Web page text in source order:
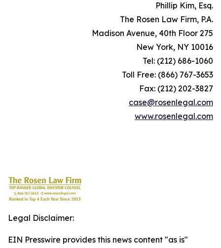
.Phillip Kim, Esq
.The Rosen Law Firm, P.A
275 Madison Avenue, 40th Floor
New York, NY 10016
Tel: (212) 686-1060
Toll Free: (866) 767-3653
Fax: (212) 202-3827
case@rosenlegal.com
www.rosenlegal.com
Legal Disclaimer:
EIN Presswire provides this news content "as is"